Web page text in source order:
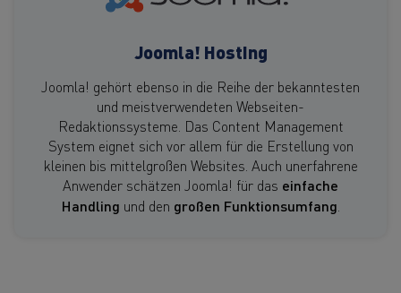
Joomla! Hosting
Joomla! gehört ebenso in die Reihe der bekanntesten
und meistverwendeten Webseiten-
Redaktionssysteme. Das Content Management
System eignet sich vor allem für die Erstellung von
kleinen bis mittelgroßen Websites. Auch unerfahrene
Anwender schätzen Joomla! für das einfache
Handling und den großen Funktionsumfang